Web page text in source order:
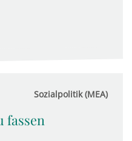
Sozialpolitik (MEA)
fassen